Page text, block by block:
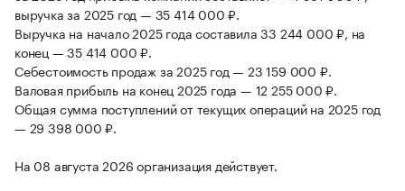
выручка за 2025 год — 35 414 000 ₽.
Выручка на начало 2025 года составила 33 244 000 ₽, на
конец — 35 414 000 ₽.
Себестоимость продаж за 2025 год — 23 159 000 ₽.
Валовая прибыль на конец 2025 года — 12 255 000 ₽.
Общая сумма поступлений от текущих операций на 2025 год
— 29 398 000 ₽.
На 08 августа 2026 организация действует.